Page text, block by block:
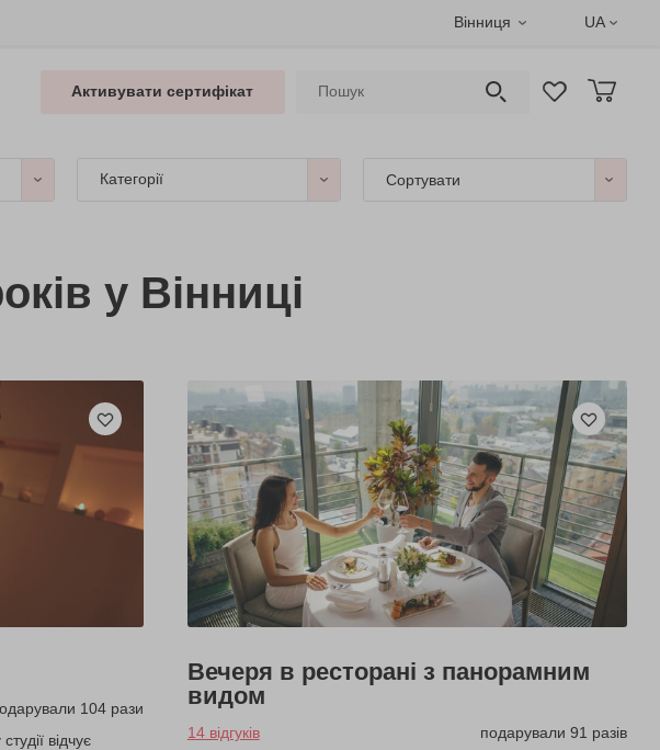
Вінниця UA
Активувати сертифікат
Категорії Сортувати
у Вінниці
104 рази
відчує
Вечеря в ресторані з панорамним
видом
14 відгуків
подарували 91 разів